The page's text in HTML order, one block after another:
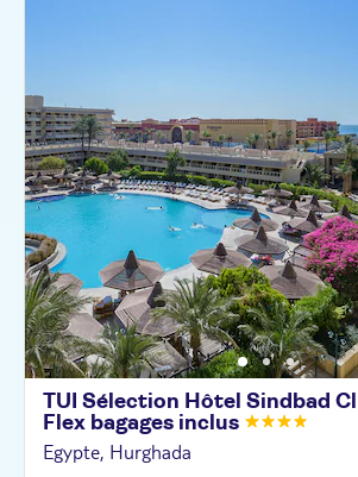
TUI Sélection Hôtel Sindbad
Flex bagages inclus
Egypte, Hurghada